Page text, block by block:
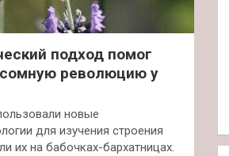
подход помог
революцию у
новые
для изучения строения
их на бабочках-бархатницах.